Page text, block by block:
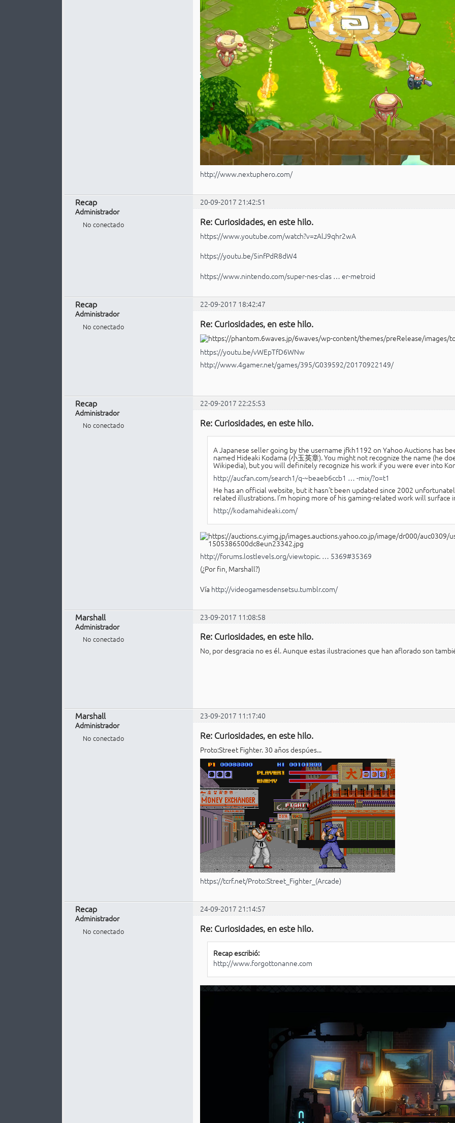
http://www.nextuphero.com/
Recap
20-09-2017 21:42:51
Administrador
No conectado Re: Curiosidades, en este hilo.
https://www.youtube.com/watch?v=zAlJ9qhr2wA
https://youtu.be/5infPdR8dW4
https://www.nintendo.com/super-nes-clas … er-metroid
Recap
22-09-2017 18:42:47
Administrador
No conectado Re: Curiosidades, en este hilo.
https://youtu.be/vWEpTfD6WNw
http://www.4gamer.net/games/395/G039592/20170922149/
Recap
22-09-2017 22:25:53
Administrador
No conectado Re: Curiosidades, en este hilo.
A Japanese seller going by the username jfkh1192 on Yahoo Auctions has
named Hideaki Kodama (小玉英章). You might not recognize the name (he
Wikipedia), but you will definitely recognize his work if you were ever into
http://aucfan.com/search1/q-~beaeb6ccb1 … -mix/?o=t1
He has an official website, but it hasn't been updated since 2002
related illustrations. I'm hoping more of his gaming-related work will surface
http://kodamahideaki.com/
http://forums.lostlevels.org/viewtopic. … 5369#35369
(¿Por fin, Marshall?)
Vía http://videogamesdensetsu.tumblr.com/
Marshall
23-09-2017 11:08:58
Administrador
No conectado Re: Curiosidades, en este hilo.
No, por desgracia no es él. Aunque estas ilustraciones que han aflorado son
Marshall
23-09-2017 11:17:40
Administrador
No conectado Re: Curiosidades, en este hilo.
Proto:Street Fighter. 30 años despúes...
https://tcrf.net/Proto:Street_Fighter_(Arcade)
Recap
24-09-2017 21:14:57
Administrador
No conectado Re: Curiosidades, en este hilo.
Recap escribió:
http://www.forgottonanne.com